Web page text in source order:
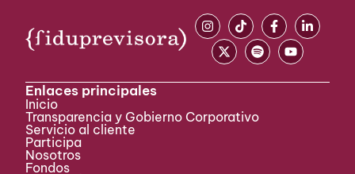
Enlaces principales
Inicio
Transparencia y Gobierno Corporativo
Servicio al cliente
Participa ​
Nosotros
Fondos